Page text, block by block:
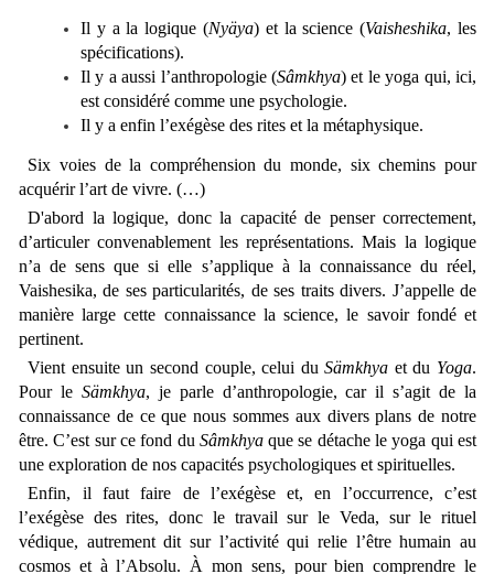
Il y a la logique (Nyäya) et la science (Vaisheshika, les
spécifications).
Il y a aussi l’anthropologie (Sâmkhya) et le yoga qui, ici,
est considéré comme une psychologie.
Il y a enfin l’exégèse des rites et la métaphysique.
Six voies de la compréhension du monde, six chemins pour
acquérir l’art de vivre. (…)
D'abord la logique, donc la capacité de penser correctement,
d’articuler convenablement les représentations. Mais la logique
n’a de sens que si elle s’applique à la connaissance du réel,
Vaishesika, de ses particularités, de ses traits divers. J’appelle de
manière large cette connaissance la science, le savoir fondé et
pertinent.
Vient ensuite un second couple, celui duSämkhya et du Yoga.
Pour le Sämkhya, je parle d’anthropologie, car il s’agit de la
connaissance de ce que nous sommes aux divers plans de notre
être. C’est sur ce fond du Sâmkhyaque se détache le yoga qui est
une exploration de nos capacités psychologiques et spirituelles.
Enfin, il faut faire de l’exégèse et, en l’occurrence, c’est
l’exégèse des rites, donc le travail sur le Veda, sur le rituel
védique, autrement dit sur l’activité qui relie l’être humain au
cosmos et à l’Absolu. À mon sens, pour bien comprendre le